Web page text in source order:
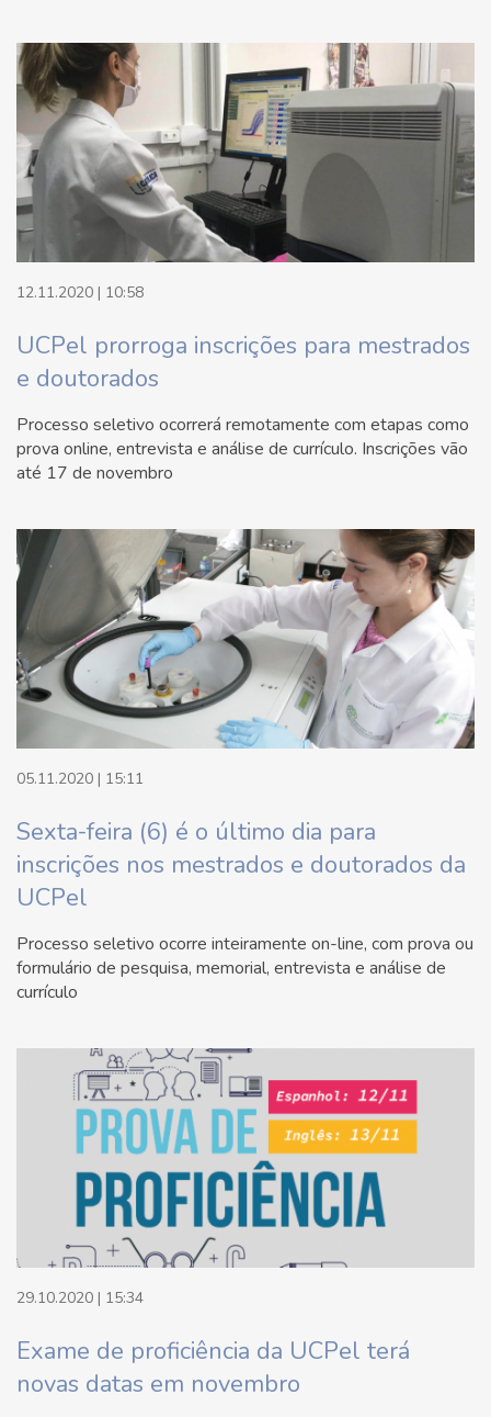
12.11.2020 | 10:58
UCPel prorroga inscrições para mestrados
e doutorados
Processo seletivo ocorrerá remotamente com etapas como
prova online, entrevista e análise de currículo. Inscrições vão
até 17 de novembro
05.11.2020 | 15:11
Sexta-feira (6) é o último dia para
inscrições nos mestrados e doutorados da
UCPel
Processo seletivo ocorre inteiramente on-line, com prova ou
formulário de pesquisa, memorial, entrevista e análise de
currículo
29.10.2020 | 15:34
Exame de proficiência da UCPel terá
novas datas em novembro